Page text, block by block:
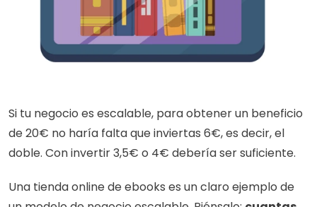
Si tu negocio es escalable, para obtener un beneficio
de 20€ no haría falta que inviertas 6€, es decir, el
doble. Con invertir 3,5€ o 4€ debería ser suficiente.
Una tienda online de ebooks es un claro ejemplo de